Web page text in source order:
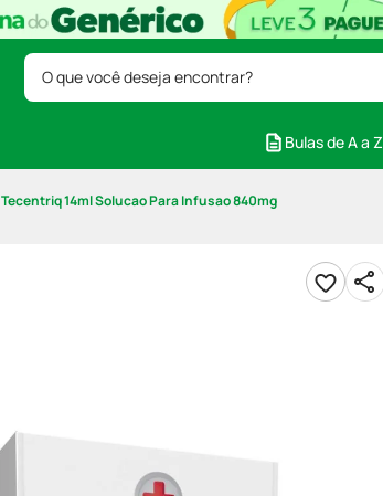
O que você deseja encontrar?
Bulas de A a Z
Tecentriq 14ml Solucao Para Infusao 840mg